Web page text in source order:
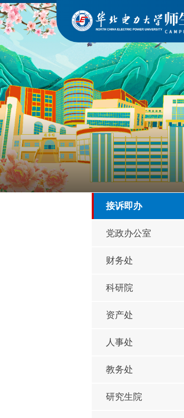
窗口服务大厅
接诉即办
党政办公室
财务处
科研院
资产处
人事处
教务处
研究生院